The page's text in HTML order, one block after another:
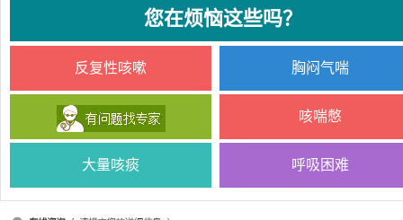
您在烦恼这些吗？
反复性咳嗽 胸闷气喘
咳喘憋
呼吸困难
大量咳痰